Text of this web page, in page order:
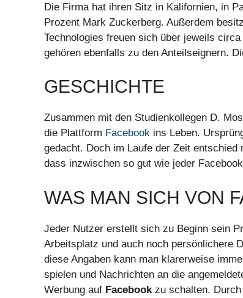
Die Firma hat ihren Sitz in Kalifornien, in
Prozent Mark Zuckerberg. Außerdem
Technologies freuen sich über jeweils
gehören ebenfalls zu den Anteilseignern.
GESCHICHTE
Zusammen mit den Studienkollegen D.
die Plattform Facebook ins Leben.
gedacht. Doch im Laufe der Zeit
dass inzwischen so gut wie jeder
WAS MAN SICH VON
Jeder Nutzer erstellt sich zu Beginn sein
Arbeitsplatz und auch noch persönlichere
diese Angaben kann man klarerweise
spielen und Nachrichten an die
Werbung auf Facebook zu schalten. Durch